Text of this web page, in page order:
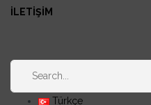
İLETİŞİM
Türkçe